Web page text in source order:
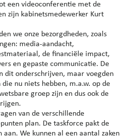
een videoconferentie met de
zijn kabinetsmedewerker Kurt
we onze bezorgdheden, zoals
media-aandacht,
de financiële impact,
en gepaste communicatie. De
dit onderschrijven, maar voegden
nu niets hebben, m.a.w. op de
groep zijn en dus ook de
van de verschillende
plan. De taskforce pakt de
We kunnen al een aantal zaken